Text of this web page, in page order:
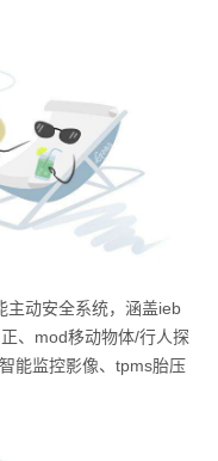
主动安全系统，涵盖ieb
、mod移动物体/行人探
能监控影像、tpms胎压